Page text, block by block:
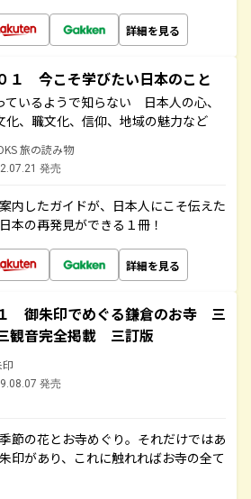
詳細を見る
１ 今こそ学びたい日本のこと
ているようで知らない 日本人の心、
化、職文化、信仰、地域の魅力など
旅の読み物
発売
内したガイドが、日本人にこそ伝えた
本の再発見ができる１冊！
詳細を見る
御朱印でめぐる鎌倉のお寺 三
観音完全掲載 三訂版
発売
節の花とお寺めぐり。それだけではあ
印があり、これに触れればお寺の全て